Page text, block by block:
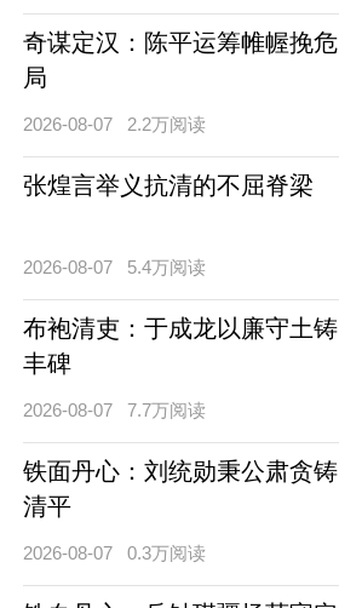
奇谋定汉：陈平运筹帷幄挽危
局
2026-08-07 2.2万阅读
张煌言举义抗清的不屈脊梁
2026-08-07 5.4万阅读
布袍清吏：于成龙以廉守土铸
丰碑
2026-08-07 7.7万阅读
铁面丹心：刘统勋秉公肃贪铸
清平
2026-08-07 0.3万阅读